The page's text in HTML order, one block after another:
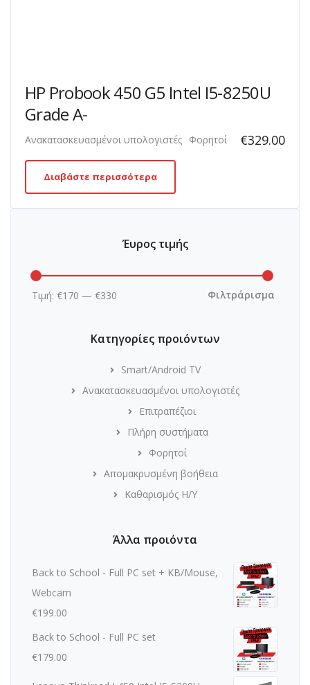
HP Probook 450 G5 Intel I5-8250U
Grade A-
Ανακατασκευασμένοι υπολογιστές Φορητοί €329.00
Διαβάστε περισσότερα
Έυρος τιμής
Μέγιστη
Φιλτράρισμα
Τιμή: €170 — €330
Κατηγορίες προιόντων
Smart/Android TV
Ανακατασκευασμένοι υπολογιστές
Επιτραπέζιοι
Πλήρη συστήματα
Φορητοί
Απομακρυσμένη βοήθεια
Καθαρισμός Η/Υ
Άλλα προιόντα
Back to School - Full PC set + KB/Mouse,
Webcam
€199.00
Back to School - Full PC set
€179.00